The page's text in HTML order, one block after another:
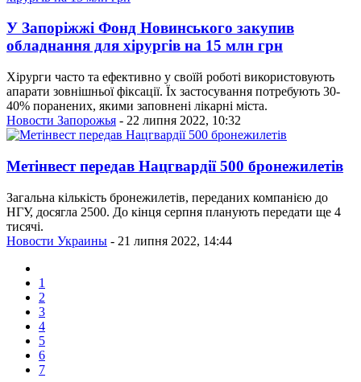
У Запоріжжі Фонд Новинського закупив
обладнання для хірургів на 15 млн грн
Хірурги часто та ефективно у своїй роботі використовують
апарати зовнішньої фіксації. Їх застосування потребують 30-
40% поранених, якими заповнені лікарні міста.
Новости Запорожья - 22 липня 2022, 10:32
Метінвест передав Нацгвардії 500 бронежилетів
Загальна кількість бронежилетів, переданих компанією до
НГУ, досягла 2500. До кінця серпня планують передати ще 4
тисячі.
Новости Украины - 21 липня 2022, 14:44
1
2
3
4
5
6
7